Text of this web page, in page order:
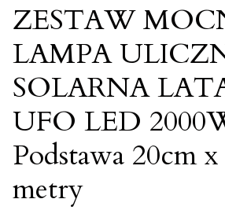
ZESTAW
LAMPA
SOLARNA
UFO LED
Podstawa 20cm
metry